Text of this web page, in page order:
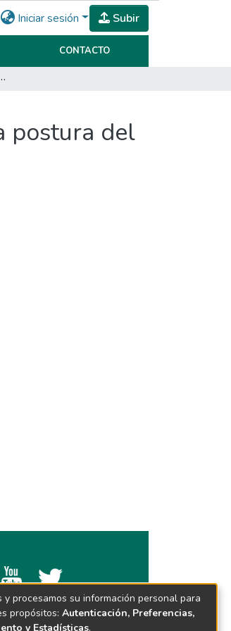
Iniciar sesión Subir
CONTACTO
del individuo ante una problematica social.
postura del
y procesamos su información personal para
propósitos: Autenticación, Preferencias,
y Estadísticas.